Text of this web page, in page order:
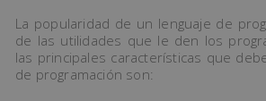
La popularidad de un lenguaje de
de las utilidades que le den los
las principales características que
de programación son: